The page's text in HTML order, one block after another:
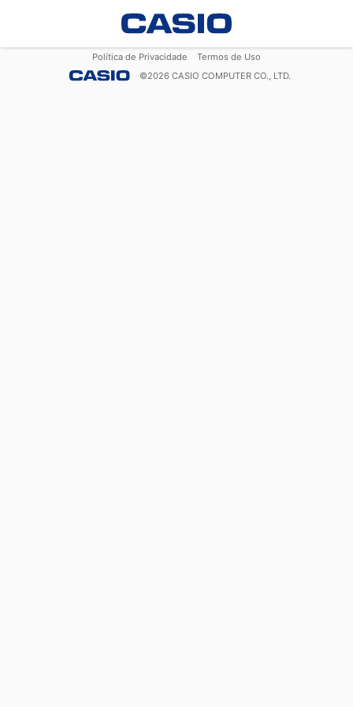
Política de Privacidade
Termos de Uso
©2026 CASIO COMPUTER CO., LTD.